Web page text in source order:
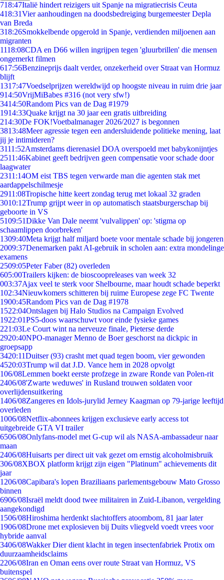
718:47Italië hindert reizigers uit Spanje na migratiecrisis Ceuta
418:31Vier aanhoudingen na doodsbedreiging burgemeester Depla
van Breda
318:26Smokkelbende opgerold in Spanje, verdienden miljoenen aan
migranten
1118:08CDA en D66 willen ingrijpen tegen 'gluurbrillen' die mensen
ongemerkt filmen
617:56Benzineprijs daalt verder, onzekerheid over Straat van Hormuz
blijft
1317:47Voedselprijzen wereldwijd op hoogste niveau in ruim drie jaar
914:50VrijMiBabes #316 (not very sfw!)
3414:50Random Pics van de Dag #1979
1914:33Quake krijgt na 30 jaar een gratis uitbreiding
214:30De FOK!Voetbalmanager 2026/2027 is begonnen
3813:48Meer agressie tegen een andersluidende politieke mening, laat
jij je intimideren?
3111:52Amsterdams dierenasiel DOA overspoeld met babykonijntjes
2511:46Kabinet geeft bedrijven geen compensatie voor schade door
laagwater
2311:14OM eist TBS tegen verwarde man die agenten stak met
aardappelschilmesje
2911:08Tropische hitte keert zondag terug met lokaal 32 graden
3010:12Trump grijpt weer in op automatisch staatsburgerschap bij
geboorte in VS
5109:51Dikke Van Dale neemt 'vulvalippen' op: 'stigma op
schaamlippen doorbreken'
1309:40Meta krijgt half miljard boete voor mentale schade bij jongeren
2009:37Denemarken pakt AI-gebruik in scholen aan: extra mondelinge
examens
2509:05Peter Faber (82) overleden
605:00Trailers kijken: de bioscoopreleases van week 32
003:37Ajax veel te sterk voor Shelbourne, maar houdt schade beperkt
102:34Nieuwkomers schitteren bij ruime Europese zege FC Twente
1900:45Random Pics van de Dag #1978
1522:04Ontslagen bij Halo Studios na Campaign Evolved
1922:01PS5-doos waarschuwt voor einde fysieke games
221:03Le Court wint na nerveuze finale, Pieterse derde
2920:40NPO-manager Menno de Boer geschorst na dickpic in
groepsapp
3420:11Duitser (93) crasht met quad tegen boom, vier gewonden
4520:03Trump wil dat J.D. Vance hem in 2028 opvolgt
106/08Lemmen boekt eerste profzege in zware Ronde van Polen-rit
2406/08'Zwarte weduwes' in Rusland trouwen soldaten voor
overlijdensuitkering
1406/08Zangeres en Idols-jurylid Jerney Kaagman op 79-jarige leeftijd
overleden
1006/08Netflix-abonnees krijgen exclusieve early access tot
uitgebreide GTA VI trailer
6506/08Onlyfans-model met G-cup wil als NASA-ambassadeur naar
maan
2406/08Huisarts per direct uit vak gezet om ernstig alcoholmisbruik
306/08XBOX platform krijgt zijn eigen "Platinum" achievements dit
jaar
1206/08Capibara's lopen Braziliaans parlementsgebouw Mato Grosso
binnen
6906/08Israël meldt dood twee militairen in Zuid-Libanon, vergelding
aangekondigd
1506/08Hiroshima herdenkt slachtoffers atoombom, 81 jaar later
1906/08Drone met explosieven bij Duits vliegveld voedt vrees voor
hybride aanval
3406/08Wakker Dier dient klacht in tegen insectenfabriek Protix om
duurzaamheidsclaims
2206/08Iran en Oman eens over route Straat van Hormuz, VS
buitenspel